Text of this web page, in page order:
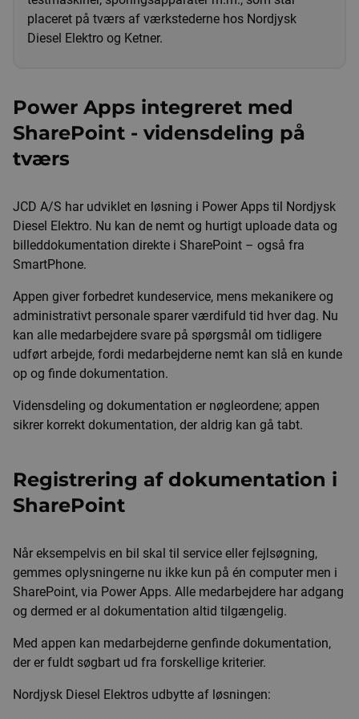
placeret på tværs af værkstederne hos Nordjysk
Diesel Elektro og Ketner.
Power Apps integreret med
SharePoint - vidensdeling på
tværs
JCD A/S har udviklet en løsning i Power Apps til Nordjysk
Diesel Elektro. Nu kan de nemt og hurtigt uploade data og
billeddokumentation direkte i SharePoint – også fra
SmartPhone.
Appen giver forbedret kundeservice, mens mekanikere og
administrativt personale sparer værdifuld tid hver dag. Nu
kan alle medarbejdere svare på spørgsmål om tidligere
udført arbejde, fordi medarbejderne nemt kan slå en kunde
op og finde dokumentation.
Vidensdeling og dokumentation er nøgleordene; appen
sikrer korrekt dokumentation, der aldrig kan gå tabt.
Registrering af dokumentation i
SharePoint
Når eksempelvis en bil skal til service eller fejlsøgning,
gemmes oplysningerne nu ikke kun på én computer men i
SharePoint, via Power Apps. Alle medarbejdere har adgang
og dermed er al dokumentation altid tilgængelig.
Med appen kan medarbejderne genfinde dokumentation,
der er fuldt søgbart ud fra forskellige kriterier.
Nordjysk Diesel Elektros udbytte af løsningen: